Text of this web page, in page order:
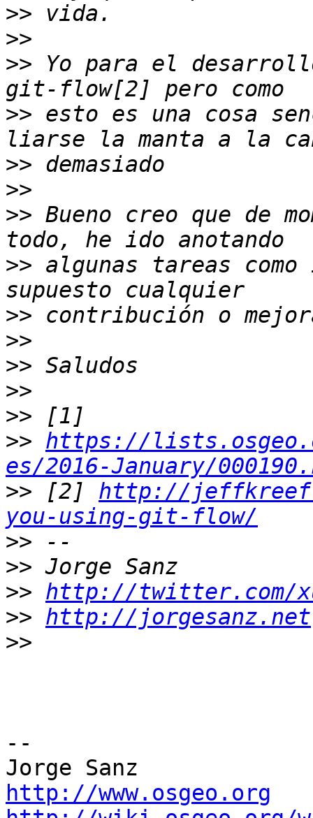
>>
>>
>> Yo para el
>> esto es una cosa
>>
>>
>> Bueno creo que de
>> algunas tareas
>>
>>
>>
>>
>>
>> https://
es/2016-January/
>> [2] http://
you-using-git-flow/
>>
>>
>> http://twitter.com/
>> http://jorgesanz.net
>>
--
http://www.osgeo.org